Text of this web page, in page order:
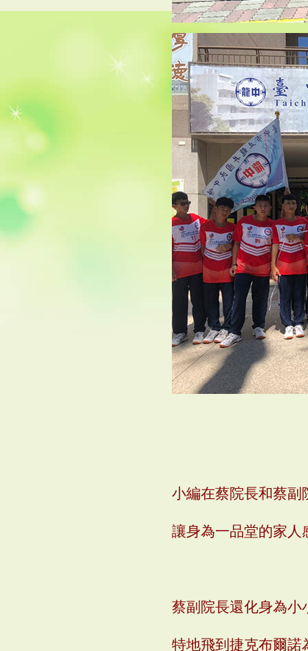
小編在蔡院長和蔡副
讓身為一品堂的家人
蔡副院長還化身為小
特地飛到捷克布爾諾